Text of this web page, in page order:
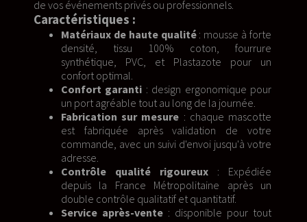
de vos événements privés ou professionnels.
Caractéristiques :
Matériaux de haute qualité: mousse à forte
densité, tissu 100% coton, fourrure
synthétique, PVC, et Plastazote pour un
confort optimal.
Confort garanti : design ergonomique pour
un port agréable tout au long de la journée.
Fabrication sur mesure : chaque mascotte
est fabriquée après validation de votre
commande, avec un suivi d'envoi jusqu'à votre
adresse.
Contrôle qualité rigoureux : Expédiée
depuis la France Métropolitaine après un
double contrôle qualitatif et quantitatif.
Service après-vente : disponible pour tout